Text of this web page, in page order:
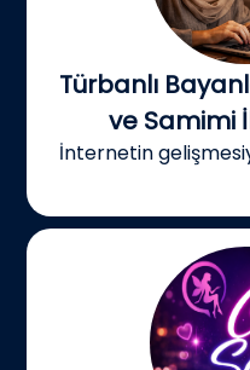
Türbanlı
ve Samimi
İnternetin